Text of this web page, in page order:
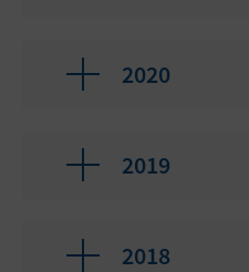
2020
2019
2018